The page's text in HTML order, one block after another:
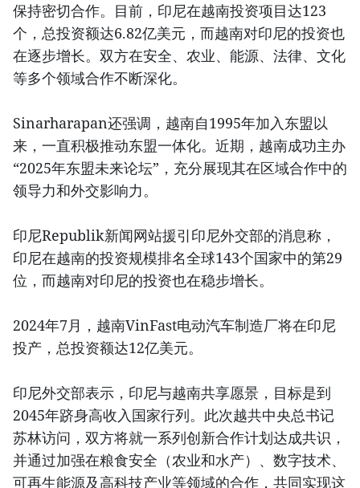
保持密切合作。目前，印尼在越南投资项目达123
个，总投资额达6.82亿美元，而越南对印尼的投资也
在逐步增长。双方在安全、农业、能源、法律、文化
等多个领域合作不断深化。
Sinarharapan还强调，越南自1995年加入东盟以
来，一直积极推动东盟一体化。近期，越南成功主办
“2025年东盟未来论坛”，充分展现其在区域合作中的
领导力和外交影响力。
印尼Republik新闻网站援引印尼外交部的消息称，
印尼在越南的投资规模排名全球143个国家中的第29
位，而越南对印尼的投资也在稳步增长。
2024年7月，越南VinFast电动汽车制造厂将在印尼
投产，总投资额达12亿美元。
印尼外交部表示，印尼与越南共享愿景，目标是到
2045年跻身高收入国家行列。此次越共中央总书记
苏林访问，双方将就一系列创新合作计划达成共识，
并通过加强在粮食安全（农业和水产）、数字技术、
可再生能源及高科技产业等领域的合作，共同实现这